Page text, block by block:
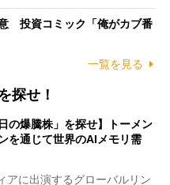
投資コミック「俺がカブ番
一覧を見る
探せ！
の爆騰株」を探せ】トーメン
を通じて世界のAIメモリ需
に出演するグローバルリン